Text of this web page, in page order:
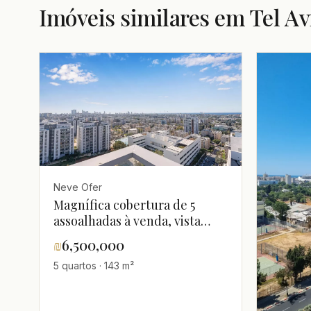
Imóveis similares em Tel
Neve Ofer
Magnífica cobertura de 5
assoalhadas à venda, vista
panorâmica para o mar, Tel
Aviv
₪6,500,000
5 quartos · 143 m²